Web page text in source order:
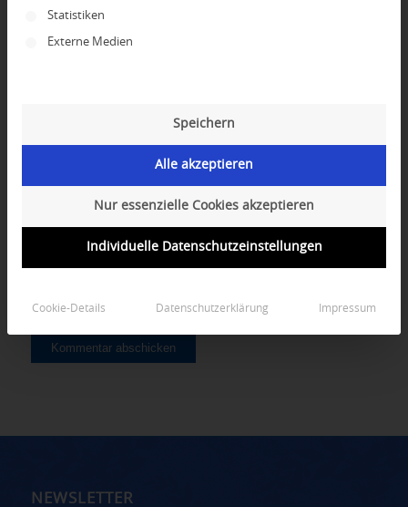
NEWSLETTER
Statistiken
Externe Medien
Speichern
Alle akzeptieren
Nur essenzielle Cookies akzeptieren
Individuelle Datenschutzeinstellungen
Cookie-Details Datenschutzerklärung Impressum